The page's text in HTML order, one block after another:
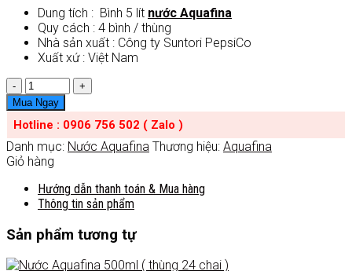
Dung tích : Bình 5 lít nước Aquafina
Quy cách : 4 bình / thùng
Nhà sản xuất : Công ty Suntori PepsiCo
Xuất xứ : Việt Nam
Số
lượng
Mua Ngay
Hotline : 0906 756 502 ( Zalo )
Danh mục: Nước Aquafina Thương hiệu: Aquafina
Giỏ hàng
Hướng dẫn thanh toán & Mua hàng
Thông tin sản phẩm
Sản phẩm tương tự